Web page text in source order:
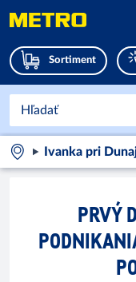
Sortiment
Ivanka pri
PRVÝ